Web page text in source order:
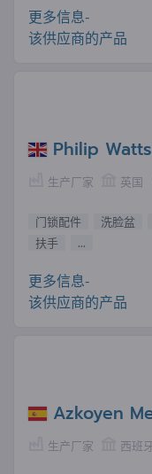
更多信息-
该供应商的产品
Philip
生产厂家 英国
门锁配件 洗脸盆
扶手
...
更多信息-
该供应商的产品
Azkoyen
生产厂家 西班